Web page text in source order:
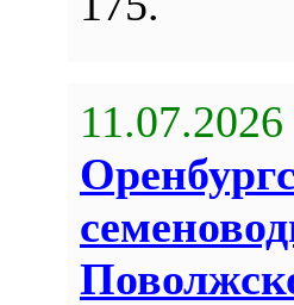
11.07.2026